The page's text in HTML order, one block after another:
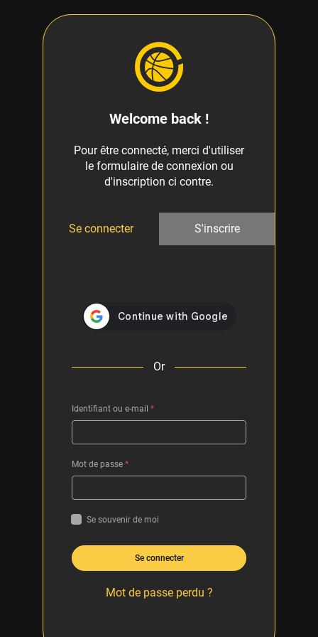
Welcome back !
Pour être connecté, merci d'utiliser
le formulaire de connexion ou
d'inscription ci contre.
Se connecter S'inscrire
Or
Identifiant ou e-mail *
Mot de passe *
Se souvenir de moi
Se connecter
Mot de passe perdu ?